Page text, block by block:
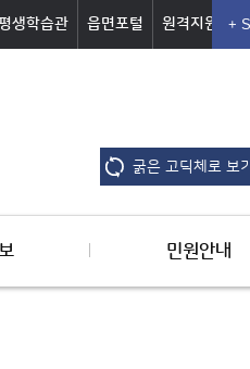
생학습관 읍면포털 원격지원
굵은 고딕체로 보기
민원안내